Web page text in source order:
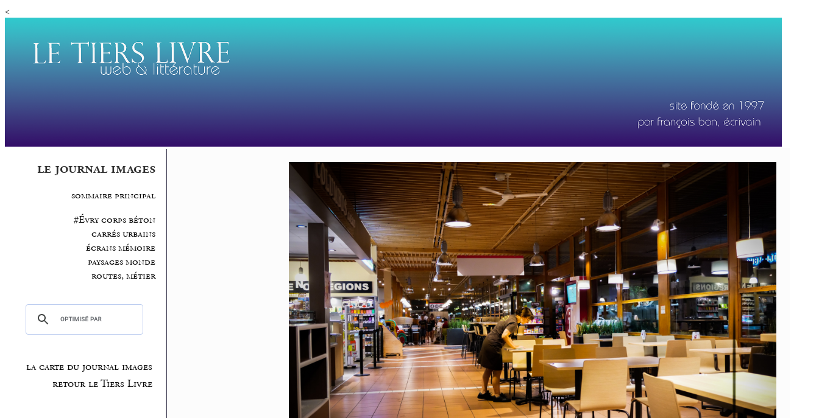
<
le journal images
sommaire principal
#Évry corps béton
carrés urbains
écrans mémoire
paysages monde
routes, métier
la carte du journal images
retour le Tiers Livre